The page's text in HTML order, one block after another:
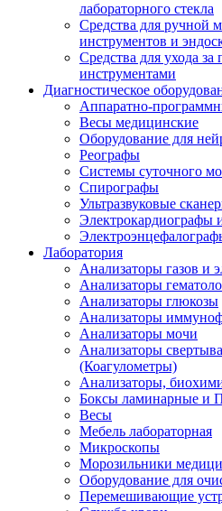
лабораторного стекла
Средства для ручной
инструментов и
Средства для ухода за
инструментами
Диагностическое
Аппаратно-
Весы медицинские
Оборудование для
Реографы
Системы суточного
Спирографы
Ультразвуковые
Лаборатория
Анализаторы газов и
Анализаторы
Анализаторы глюкозы
Анализаторы
Анализаторы мочи
Анализаторы
(Коагулометры)
Анализаторы,
Боксы ламинарные и
Весы
Мебель лабораторная
Микроскопы
Морозильники
Оборудование для
Перемешивающие